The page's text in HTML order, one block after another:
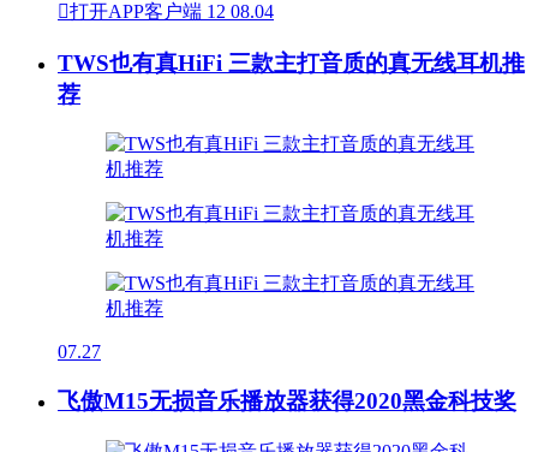
打开APP客户端 12 08.04
TWS也有真HiFi 三款主打音质的真无线耳机推
荐
07.27
飞傲M15无损音乐播放器获得2020黑金科技奖